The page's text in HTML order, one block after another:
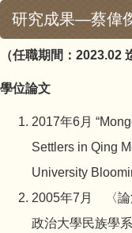
研究成果—蔡偉
（任職期間：2023.02
學位論文
2017年6月
Settlers in Qing
University
2005年7月 〈論
政治大學民族學